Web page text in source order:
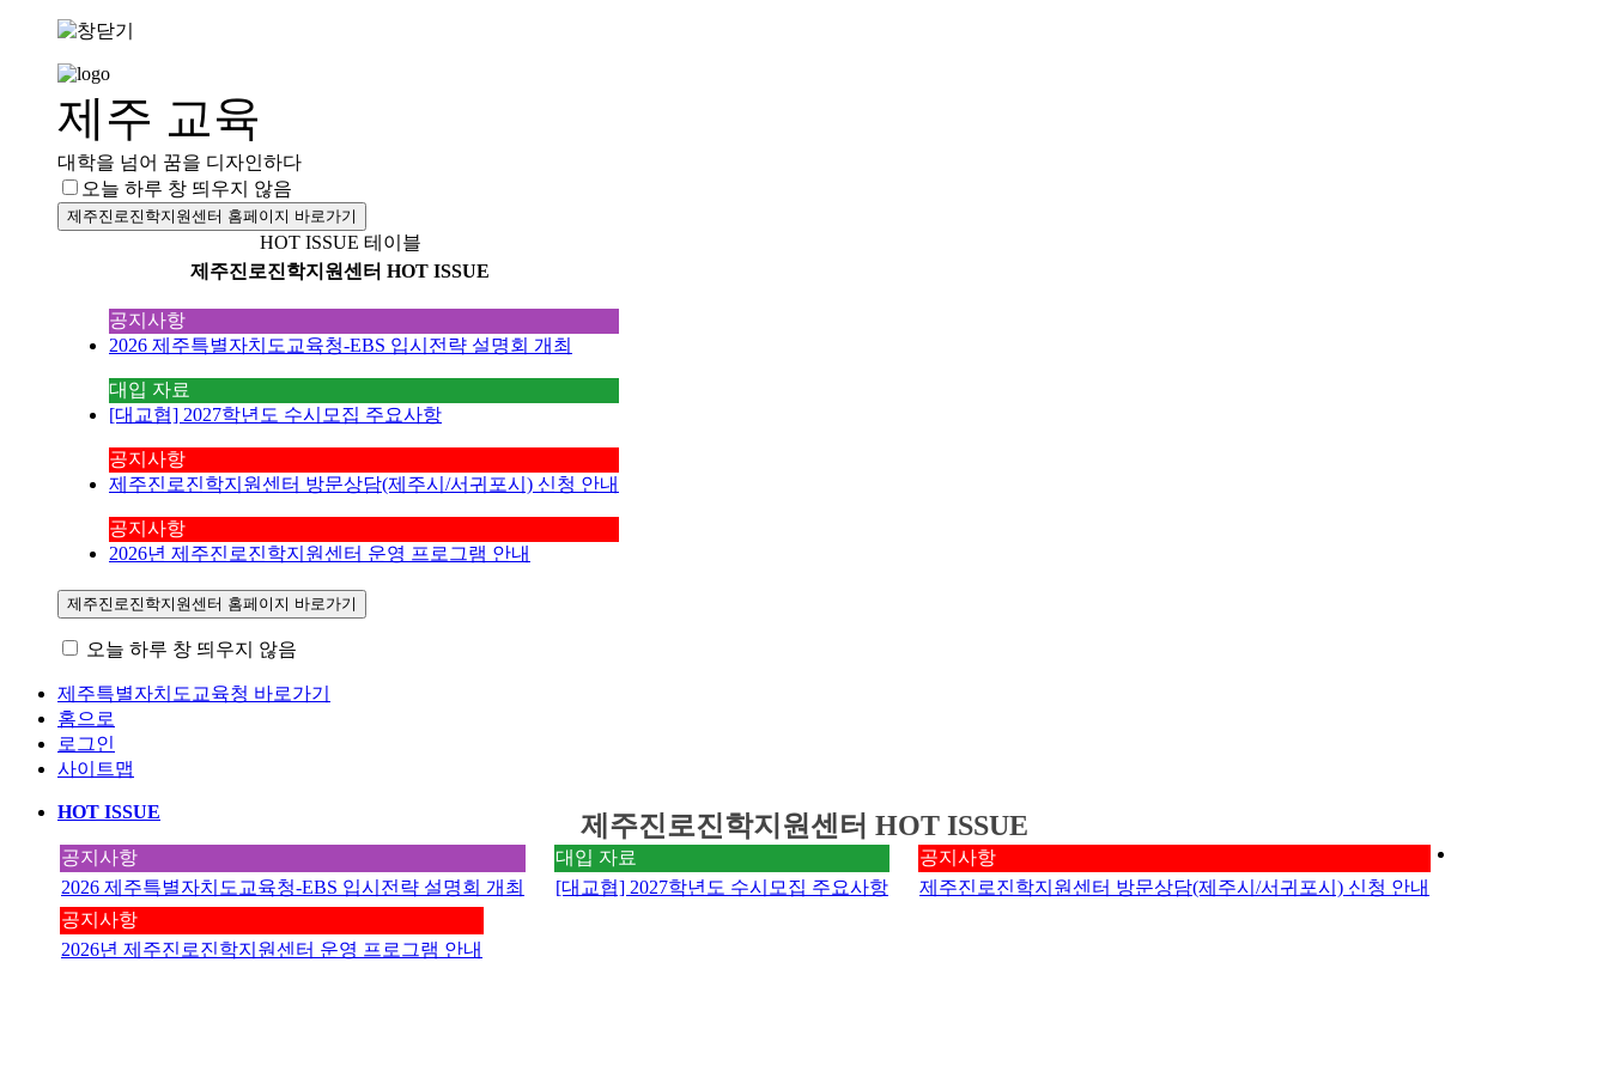
제주 교육
대학을 넘어 꿈을 디자인하다
오늘 하루 창 띄우지 않음
제주진로진학지원센터 홈페이지 바로가기
HOT ISSUE 테이블
제주진로진학지원센터 HOT ISSUE
공지사항
2026 제주특별자치도교육청-EBS 입시전략 설명회 개최
대입 자료
[대교협] 2027학년도 수시모집 주요사항
공지사항
제주진로진학지원센터 방문상담(제주시/서귀포시) 신청 안내
공지사항
2026년 제주진로진학지원센터 운영 프로그램 안내
제주진로진학지원센터 홈페이지 바로가기
오늘 하루 창 띄우지 않음
제주특별자치도교육청 바로가기
홈으로
로그인
사이트맵
HOT ISSUE 제주진로진학지원센터 HOT ISSUE
공지사항
2026 제주특별자치도교육청-EBS 입시전략 설명회 개최
대입 자료
[대교협] 2027학년도 수시모집 주요사항
공지사항
제주진로진학지원센터 방문상담(제주시/서귀포시) 신청 안내
공지사항
2026년 제주진로진학지원센터 운영 프로그램 안내